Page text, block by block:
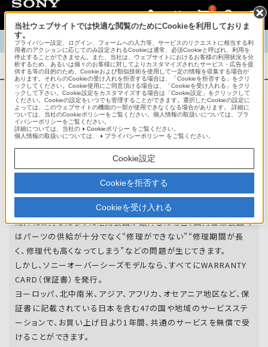
0
TOP 商品概要 商品情報 English 中文
商品概要
アフターサービス
オーバーシーズモデルは、いろいろな国
地域で共通の保証を実施しています。
世界47の国や地域で共通の保証サービスを実施し
ています。
海外にお持ちになった電気製品が故障した場合、国内仕様製品で
はパーツの供給が十分でなく“修理ができない”“修理期間が長
く、修理代も高くなってしまう”などの問題が生じてきます。
しかし、ソニーオーバーシーズモデルなら、すべてにWARRANTY
CARD（保証書）を発行。
ヨーロッパ、北中南米、アジア、アフリカ、オセアニア地区など、保
証書に記載されている日本を含む47の国や地域のサービスステ
ーションで、お買い上げ日より1年間、共通のサービスを無償で受
けることができます。
当社ウェブサイトでは快適な閲覧のためにCookieを利用しておりま
す。
プライバシー設定、ログイン、フォームへの入力等、サービスのリクエストに相当する利
用者のアクションに応じてのみ設定されるCookieは通常、必須Cookieと呼ばれ、利用を
停止することができません。また、当社は、ウェブサイトにおけるお客様の利用状況を分
析するため、あるいは個々のお客様に対してよりカスタマイズされたサービス・広告を提
供する等の目的のため、Cookieおよび類似技術を使用して一定の情報を収集する場合が
あります。それらのCookieの受け入れを拒否する場合は、「Cookieを拒否する」をクリ
ックしてください。Cookie使用にご同意頂ける場合は、「Cookieを受け入れる」をクリ
ックして下さい。Cookie設定をカスタマイズする場合は「Cookie設定」をクリックして
ください。Cookieの設定をいつでも管理することができます。選択したCookieの設定に
よっては、このウェブサイトの機能の一部が使用できなくなる場合があります。 詳細に
ついては、当社のCookieポリシーをご覧ください。個人情報の取扱いについては、プラ
イバシーポリシーをご覧ください。
詳細については、当社の
Cookieポリシー をご覧ください。
個人情報の取扱いについては、
プライバシーポリシー をご覧ください。
Cookie設定
Cookieを拒否する
Cookieを受け入れる